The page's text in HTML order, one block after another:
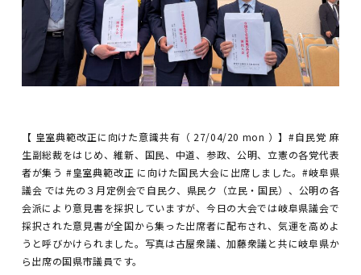
【 皇室典範改正に向けた意識共有（ 27/04/20 mon ）】#自民党 麻
生副総裁をはじめ、維新、国民、中道、参政、公明、立憲の各党代表
者が集う #皇室典範改正 に向けた国民大会に出席しました。#岐阜県
議会 では先の３月定例会で自民ク、県民ク（立民・国民）、公明の各
会派により意見書を採択していますが、今日の大会では岐阜県議会で
採択された意見書が全国から集った出席者に配布され、気運を高めよ
うと呼びかけられました。写真は古屋衆議、加藤衆議と共に岐阜県か
ら出席の国県市議員です。